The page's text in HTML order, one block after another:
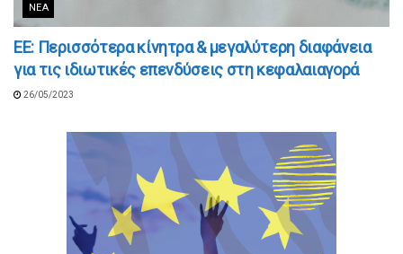
ΝΈΑ
ΕΕ: Περισσότερα κίνητρα & μεγαλύτερη διαφάνεια
για τις ιδιωτικές επενδύσεις στη κεφαλαιαγορά
26/05/2023